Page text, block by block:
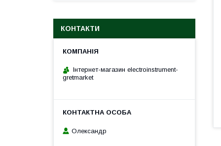
КОНТАКТИ
Інтернет-магазин electroinstrument-
gretmarket
Олександр